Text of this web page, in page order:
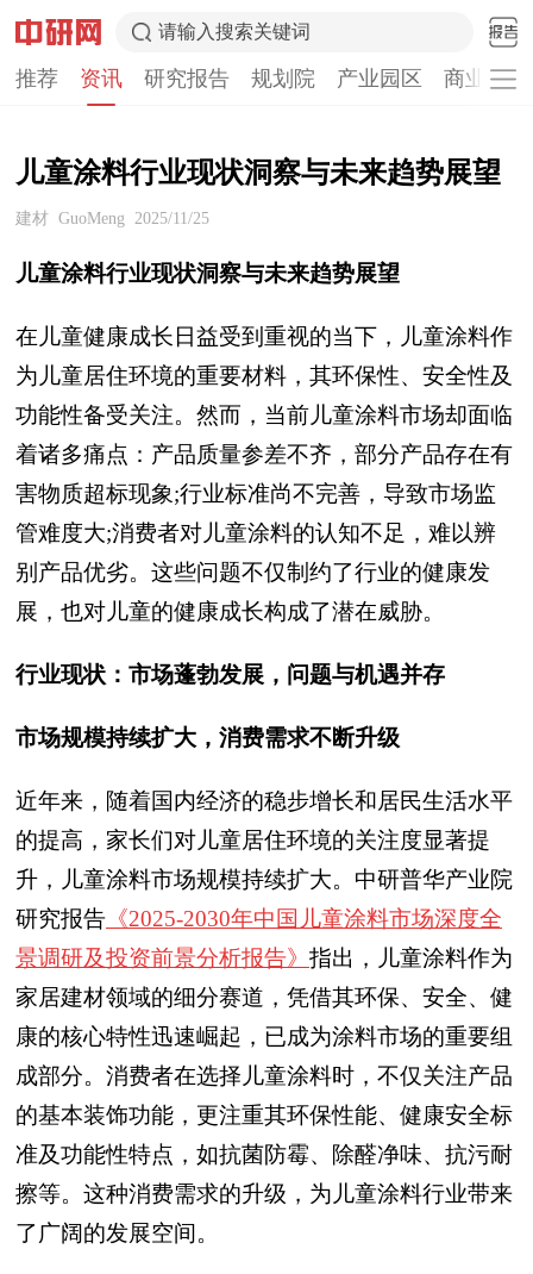
请输入搜索关键词
推荐 资讯 研究报告 规划院 产业园区 商业计
儿童涂料行业现状洞察与未来趋势展望
建材 GuoMeng 2025/11/25
儿童涂料行业现状洞察与未来趋势展望
在儿童健康成长日益受到重视的当下，儿童涂料作
为儿童居住环境的重要材料，其环保性、安全性及
功能性备受关注。然而，当前儿童涂料市场却面临
着诸多痛点：产品质量参差不齐，部分产品存在有
害物质超标现象;行业标准尚不完善，导致市场监
管难度大;消费者对儿童涂料的认知不足，难以辨
别产品优劣。这些问题不仅制约了行业的健康发
展，也对儿童的健康成长构成了潜在威胁。
行业现状：市场蓬勃发展，问题与机遇并存
市场规模持续扩大，消费需求不断升级
近年来，随着国内经济的稳步增长和居民生活水平
的提高，家长们对儿童居住环境的关注度显著提
升，儿童涂料市场规模持续扩大。 中研普华产业院
研究报告 《2025-2030年中国儿童涂料市场深度全
景调研及投资前景分析报告》 指出，儿童涂料作为
家居建材领域的细分赛道，凭借其环保、安全、健
康的核心特性迅速崛起，已成为涂料市场的重要组
成部分。消费者在选择儿童涂料时，不仅关注产品
的基本装饰功能，更注重其环保性能、健康安全标
准及功能性特点，如抗菌防霉、除醛净味、抗污耐
擦等。这种消费需求的升级，为儿童涂料行业带来
了广阔的发展空间。